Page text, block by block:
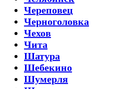
Череповец
Черноголовка
Чехов
Чита
Шатура
Шебекино
Шумерля